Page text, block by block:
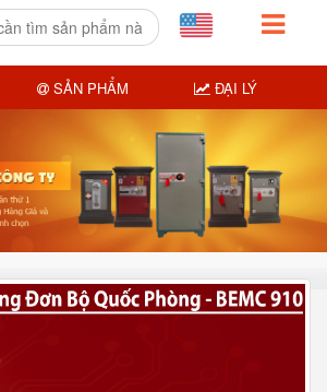
SẢN PHẨM ĐẠI LÝ